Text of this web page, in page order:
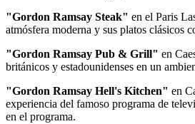
"Gordon Ramsay Steak" en el Paris
atmósfera moderna y sus platos clásicos
"Gordon Ramsay Pub & Grill" en
británicos y estadounidenses en un
"Gordon Ramsay Hell's Kitchen" en
experiencia del famoso programa de
en el programa.